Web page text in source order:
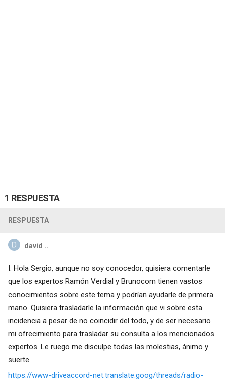
1 RESPUESTA
RESPUESTA
david ..
I. Hola Sergio, aunque no soy conocedor, quisiera comentarle
que los expertos Ramón Verdial y Brunocom tienen vastos
conocimientos sobre este tema y podrían ayudarle de primera
mano. Quisiera trasladarle la información que vi sobre esta
incidencia a pesar de no coincidir del todo, y de ser necesario
mi ofrecimiento para trasladar su consulta a los mencionados
expertos. Le ruego me disculpe todas las molestias, ánimo y
suerte.
https://www-driveaccord-net.translate.goog/threads/radio-